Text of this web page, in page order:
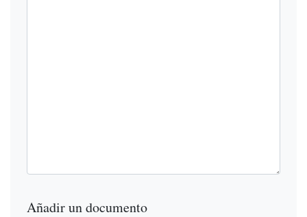
Añadir un documento